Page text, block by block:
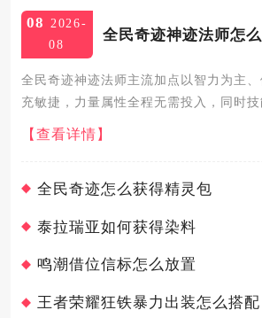
08 2026-
08
全民奇迹神迹法师怎
全民奇迹神迹法师主流加点以智力为主
充敏捷，力量属性全程无需投入，同时技
出与核心被动，搭配护盾、控制技能均衡
输出流、均衡续航流两大实用加点方向，
【查看详情】
全民奇迹怎么获得精灵包
泰拉瑞亚如何获得染料
鸣潮借位信标怎么放置
王者荣耀狂铁暴力出装怎么搭配